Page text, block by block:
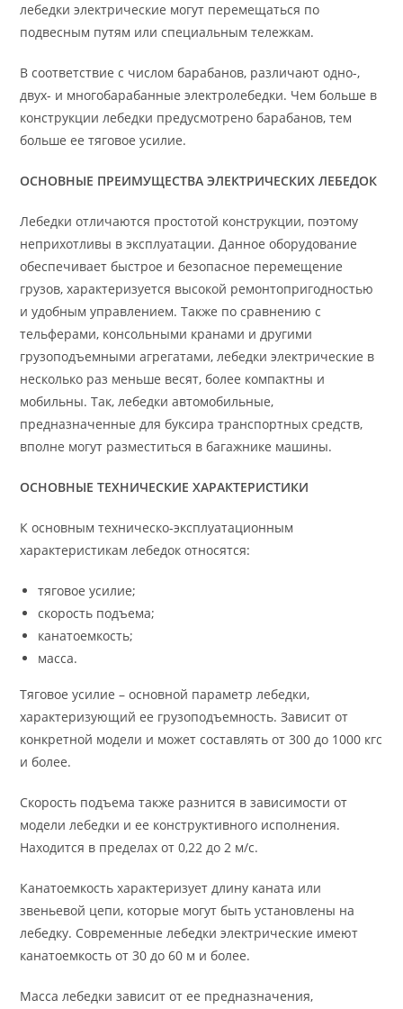
лебедки электрические могут перемещаться по
подвесным путям или специальным тележкам.
В соответствие с числом барабанов, различают одно-,
двух- и многобарабанные электролебедки. Чем больше в
конструкции лебедки предусмотрено барабанов, тем
больше ее тяговое усилие.
ОСНОВНЫЕ ПРЕИМУЩЕСТВА ЭЛЕКТРИЧЕСКИХ ЛЕБЕДОК
Лебедки отличаются простотой конструкции, поэтому
неприхотливы в эксплуатации. Данное оборудование
обеспечивает быстрое и безопасное перемещение
грузов, характеризуется высокой ремонтопригодностью
и удобным управлением. Также по сравнению с
тельферами, консольными кранами и другими
грузоподъемными агрегатами, лебедки электрические в
несколько раз меньше весят, более компактны и
мобильны. Так, лебедки автомобильные,
предназначенные для буксира транспортных средств,
вполне могут разместиться в багажнике машины.
ОСНОВНЫЕ ТЕХНИЧЕСКИЕ ХАРАКТЕРИСТИКИ
К основным техническо-эксплуатационным
характеристикам лебедок относятся:
тяговое усилие;
скорость подъема;
канатоемкость;
масса.
Тяговое усилие – основной параметр лебедки,
характеризующий ее грузоподъемность. Зависит от
конкретной модели и может составлять от 300 до 1000 кгс
и более.
Скорость подъема также разнится в зависимости от
модели лебедки и ее конструктивного исполнения.
Находится в пределах от 0,22 до 2 м/с.
Канатоемкость характеризует длину каната или
звеньевой цепи, которые могут быть установлены на
лебедку. Современные лебедки электрические имеют
канатоемкость от 30 до 60 м и более.
Масса лебедки зависит от ее предназначения,